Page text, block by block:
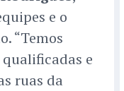
e o
“Temos
e
ruas da